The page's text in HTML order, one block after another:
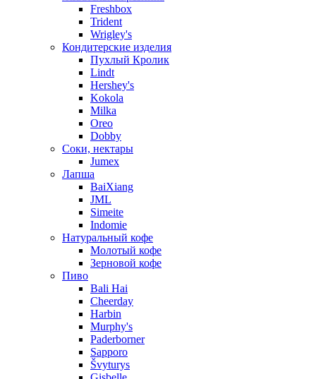
Freshbox
Trident
Wrigley's
Кондитерские изделия
Пухлый Кролик
Lindt
Hershey's
Kokola
Milka
Oreo
Dobby
Соки, нектары
Jumex
Лапша
BaiXiang
JML
Simeite
Indomie
Натуральный кофе
Молотый кофе
Зерновой кофе
Пиво
Bali Hai
Cheerday
Harbin
Murphy's
Paderborner
Sapporo
Švyturys